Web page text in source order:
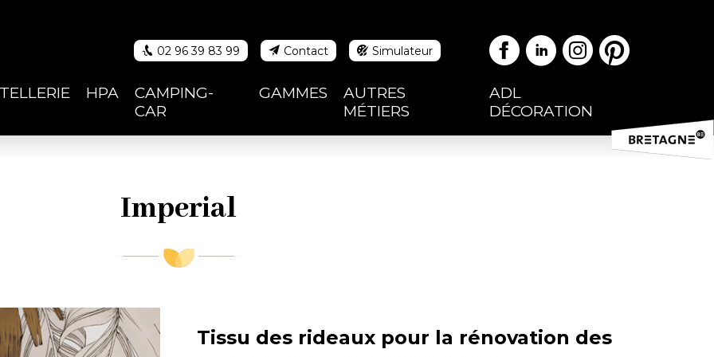
02 96 39 83 99 Contact Simulateur Facebook
Linkedin
HPA
CAMPING-
CAR
GAMMES
AUTRES
MÉTIERS
ADL
DÉCORATION
Imperial
Tissu des rideaux pour la rénovation des